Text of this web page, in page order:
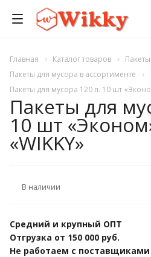
Главная Каталог товаров
Пакеты
Пакеты для мусора в ассортименте
Пакеты для мусора 120 л. 10 шт
Пакеты для
10 шт
«WIKKY»
В наличии
Средний и крупный ОПТ
Отгрузка от 150 000 руб.
Не работаем с